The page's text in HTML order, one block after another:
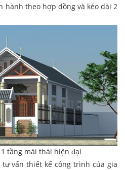
hành theo hợp dồng và kéo dài 2
tầng mái thái hiện đại
vấn thiết kế công trình của gia